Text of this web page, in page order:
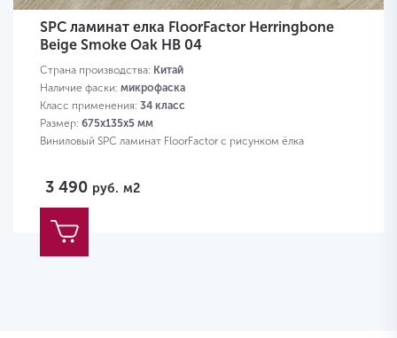
SPC ламинат елка FloorFactor Herringbone
Beige Smoke Oak HB 04
Страна производства: Китай
Наличие фаски: микрофаска
Класс применения: 34 класс
Размер: 675х135х5 мм
Виниловый SPC ламинат FloorFactor с рисунком ёлка
3 490 руб. м2